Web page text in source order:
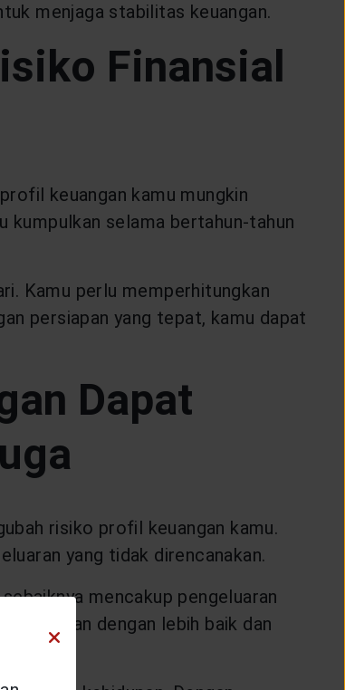
menjaga stabilitas keuangan.
Finansial
keuangan kamu mungkin
kumpulkan selama bertahun-tahun
Kamu perlu memperhitungkan
persiapan yang tepat, kamu dapat
Dapat
risiko profil keuangan kamu.
yang tidak direncanakan.
mencakup pengeluaran
keuangan dengan lebih baik dan